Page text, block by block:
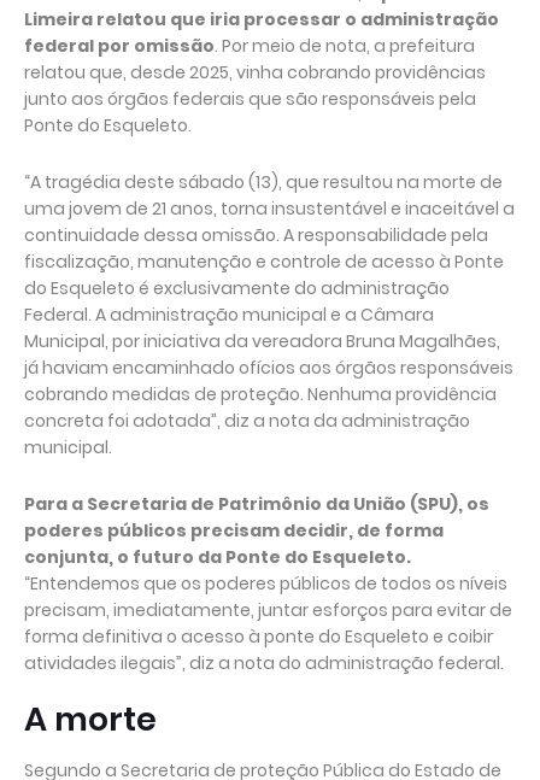
Limeira relatou que iria processar o administração
federal por omissão. Por meio de nota, a prefeitura
relatou que, desde 2025, vinha cobrando providências
junto aos órgãos federais que são responsáveis pela
Ponte do Esqueleto.
“A tragédia deste sábado (13), que resultou na morte de
uma jovem de 21 anos, torna insustentável e inaceitável a
continuidade dessa omissão. A responsabilidade pela
fiscalização, manutenção e controle de acesso à Ponte
do Esqueleto é exclusivamente do administração
Federal. A administração municipal e a Câmara
Municipal, por iniciativa da vereadora Bruna Magalhães,
já haviam encaminhado ofícios aos órgãos responsáveis
cobrando medidas de proteção. Nenhuma providência
concreta foi adotada”, diz a nota da administração
municipal.
Para a Secretaria de Patrimônio da União (SPU), os
poderes públicos precisam decidir, de forma
conjunta, o futuro da Ponte do Esqueleto.
“Entendemos que os poderes públicos de todos os níveis
precisam, imediatamente, juntar esforços para evitar de
forma definitiva o acesso à ponte do Esqueleto e coibir
atividades ilegais”, diz a nota do administração federal.
A morte
Segundo a Secretaria de proteção Pública do Estado de